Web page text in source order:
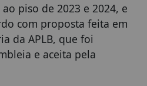
piso de 2023 e 2024, e
com proposta feita em
da APLB, que foi
e aceita pela